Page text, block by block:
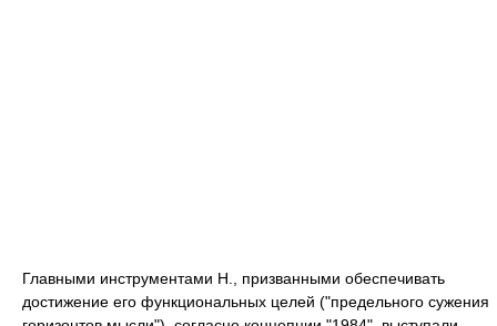
Главными инструментами Н., призванными обеспечивать
достижение его функциональных целей ("предельного сужения